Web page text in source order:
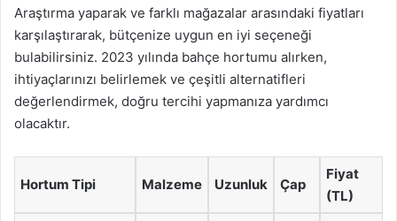
Araştırma yaparak ve farklı mağazalar arasındaki fiyatları
karşılaştırarak, bütçenize uygun en iyi seçeneği
bulabilirsiniz. 2023 yılında bahçe hortumu alırken,
ihtiyaçlarınızı belirlemek ve çeşitli alternatifleri
değerlendirmek, doğru tercihi yapmanıza yardımcı
olacaktır.
Hortum Tipi Malzeme Uzunluk Çap
Fiyat
(TL)